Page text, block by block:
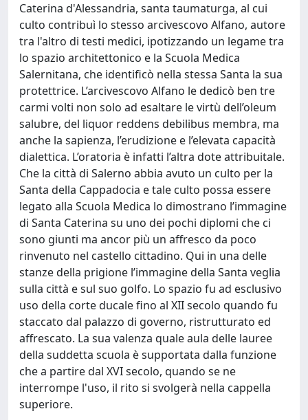
Caterina d'Alessandria, santa taumaturga, al cui
culto contribuì lo stesso arcivescovo Alfano, autore
tra l'altro di testi medici, ipotizzando un legame tra
lo spazio architettonico e la Scuola Medica
Salernitana, che identificò nella stessa Santa la sua
protettrice. L’arcivescovo Alfano le dedicò ben tre
carmi volti non solo ad esaltare le virtù dell’oleum
salubre, del liquor reddens debilibus membra, ma
anche la sapienza, l’erudizione e l’elevata capacità
dialettica. L’oratoria è infatti l’altra dote attribuitale.
Che la città di Salerno abbia avuto un culto per la
Santa della Cappadocia e tale culto possa essere
legato alla Scuola Medica lo dimostrano l’immagine
di Santa Caterina su uno dei pochi diplomi che ci
sono giunti ma ancor più un affresco da poco
rinvenuto nel castello cittadino. Qui in una delle
stanze della prigione l’immagine della Santa veglia
sulla città e sul suo golfo. Lo spazio fu ad esclusivo
uso della corte ducale fino al XII secolo quando fu
staccato dal palazzo di governo, ristrutturato ed
affrescato. La sua valenza quale aula delle lauree
della suddetta scuola è supportata dalla funzione
che a partire dal XVI secolo, quando se ne
interrompe l'uso, il rito si svolgerà nella cappella
superiore.